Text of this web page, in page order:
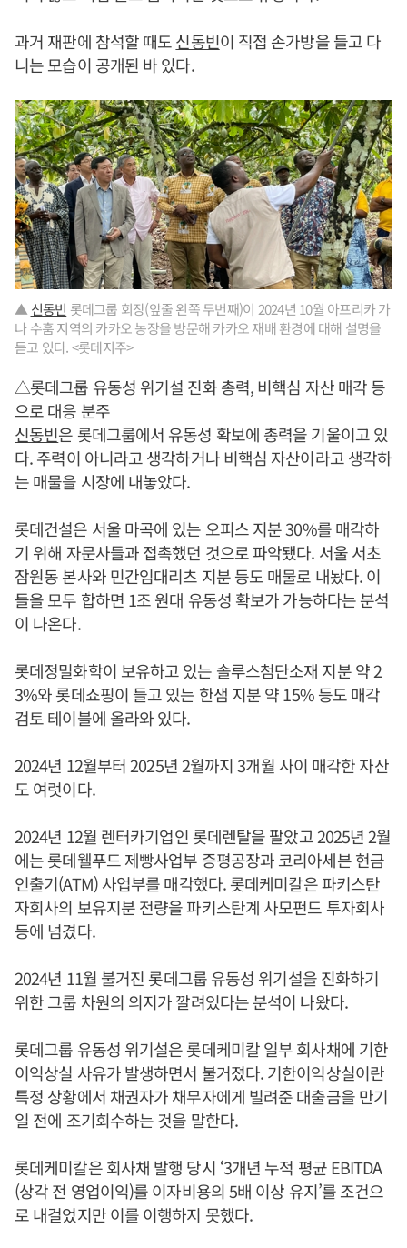
과거 재판에 참석할 때도신동빈이 직접 손가방을 들고 다
니는 모습이 공개된 바 있다.
▲ 신동빈 롯데그룹 회장(앞줄 왼쪽 두번째)이 2024년 10월 아프리카 가
나 수훔 지역의 카카오 농장을 방문해 카카오 재배 환경에 대해 설명을
듣고 있다. <롯데지주>
△롯데그룹 유동성 위기설 진화 총력, 비핵심 자산 매각 등
으로 대응 분주
신동빈은 롯데그룹에서 유동성 확보에 총력을 기울이고 있
다. 주력이 아니라고 생각하거나 비핵심 자산이라고 생각하
는 매물을 시장에 내놓았다.
롯데건설은 서울 마곡에 있는 오피스 지분 30%를 매각하
기 위해 자문사들과 접촉했던 것으로 파악됐다. 서울 서초
잠원동 본사와 민간임대리츠 지분 등도 매물로 내놨다. 이
들을 모두 합하면 1조 원대 유동성 확보가 가능하다는 분석
이 나온다.
롯데정밀화학이 보유하고 있는 솔루스첨단소재 지분 약 2
3%와 롯데쇼핑이 들고 있는 한샘 지분 약 15% 등도 매각
검토 테이블에 올라와 있다.
2024년 12월부터 2025년 2월까지 3개월 사이 매각한 자산
도 여럿이다.
2024년 12월 렌터카기업인 롯데렌탈을 팔았고 2025년 2월
에는 롯데웰푸드 제빵사업부 증평공장과 코리아세븐 현금
인출기(ATM) 사업부를 매각했다. 롯데케미칼은 파키스탄
자회사의 보유지분 전량을 파키스탄계 사모펀드 투자회사
등에 넘겼다.
2024년 11월 불거진 롯데그룹 유동성 위기설을 진화하기
위한 그룹 차원의 의지가 깔려있다는 분석이 나왔다.
롯데그룹 유동성 위기설은 롯데케미칼 일부 회사채에 기한
이익상실 사유가 발생하면서 불거졌다. 기한이익상실이란
특정 상황에서 채권자가 채무자에게 빌려준 대출금을 만기
일 전에 조기회수하는 것을 말한다.
롯데케미칼은 회사채 발행 당시 ‘3개년 누적 평균 EBITDA
(상각 전 영업이익)를 이자비용의 5배 이상 유지’를 조건으
로 내걸었지만 이를 이행하지 못했다.